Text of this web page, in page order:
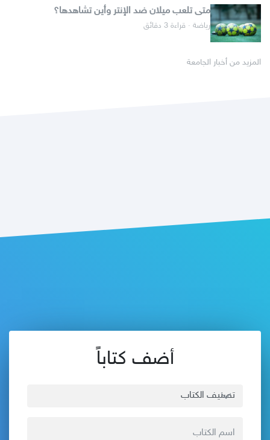
متى تلعب ميلان ضد الإنتر وأين تشاهدها؟
رياضة · قراءة 3 دقائق
المزيد من أخبار الجامعة
أضف كتاباً